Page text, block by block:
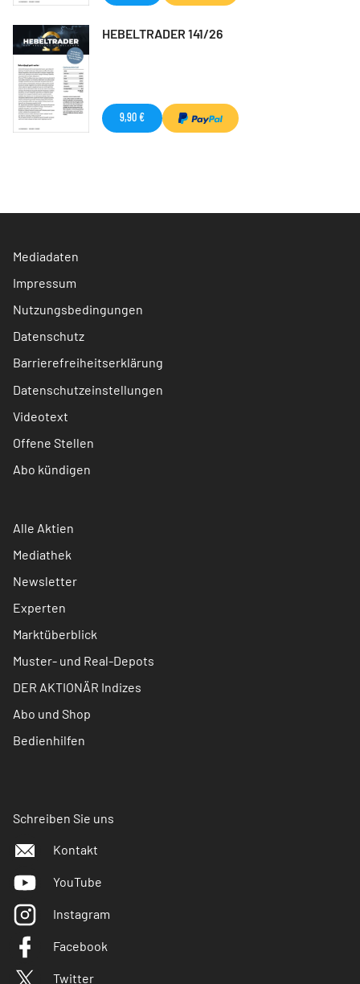
HEBELTRADER 141/26
9,90 €
Mediadaten
Impressum
Nutzungsbedingungen
Datenschutz
Barrierefreiheitserklärung
Datenschutzeinstellungen
Videotext
Offene Stellen
Abo kündigen
Alle Aktien
Mediathek
Newsletter
Experten
Marktüberblick
Muster- und Real-Depots
DER AKTIONÄR Indizes
Abo und Shop
Bedienhilfen
Schreiben Sie uns
Kontakt
YouTube
Instagram
Facebook
Twitter